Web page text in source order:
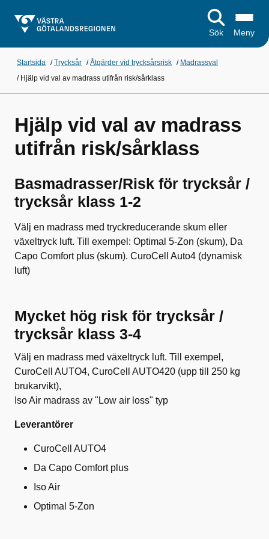
Sök Meny
Startsida /Trycksår /Åtgärder vid trycksårsrisk / Madrassval
/ Hjälp vid val av madrass utifrån risk/sårklass
Hjälp vid val av madrass
utifrån risk/sårklass
Basmadrasser/Risk för trycksår /
trycksår klass 1-2
Välj en madrass med tryckreducerande skum eller
växeltryck luft. Till exempel: Optimal 5-Zon (skum), Da
Capo Comfort plus (skum). CuroCell Auto4 (dynamisk
luft)
Mycket hög risk för trycksår /
trycksår klass 3-4
Välj en madrass med växeltryck luft. Till exempel,
CuroCell AUTO4, CuroCell AUTO420 (upp till 250 kg
brukarvikt),
Iso Air madrass av "Low air loss" typ
Leverantörer
CuroCell AUTO4
Da Capo Comfort plus
Iso Air
Optimal 5-Zon